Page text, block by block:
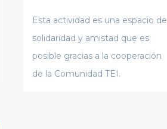
Esta actividad es una espacio de
solidaridad y amistad que es
posible gracias a la cooperación
de la Comunidad TEI.